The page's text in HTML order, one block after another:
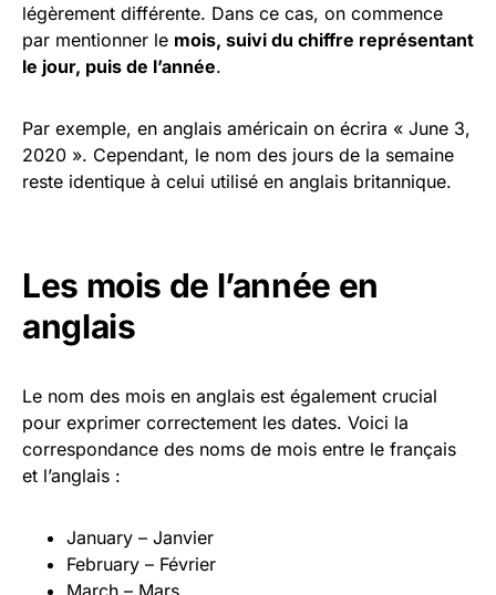
légèrement différente. Dans ce cas, on commence
par mentionner le mois, suivi du chiffre représentant
le jour, puis de l’année.
Par exemple, en anglais américain on écrira « June 3,
2020 ». Cependant, le nom des jours de la semaine
reste identique à celui utilisé en anglais britannique.
Les mois de l’année en
anglais
Le nom des mois en anglais est également crucial
pour exprimer correctement les dates. Voici la
correspondance des noms de mois entre le français
et l’anglais :
January – Janvier
February – Février